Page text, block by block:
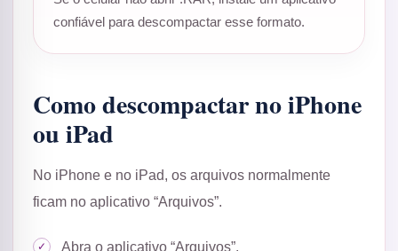
confiável para descompactar esse formato.
Como descompactar no iPhone
ou iPad
No iPhone e no iPad, os arquivos normalmente
ficam no aplicativo “Arquivos”.
Abra o aplicativo “Arquivos”.